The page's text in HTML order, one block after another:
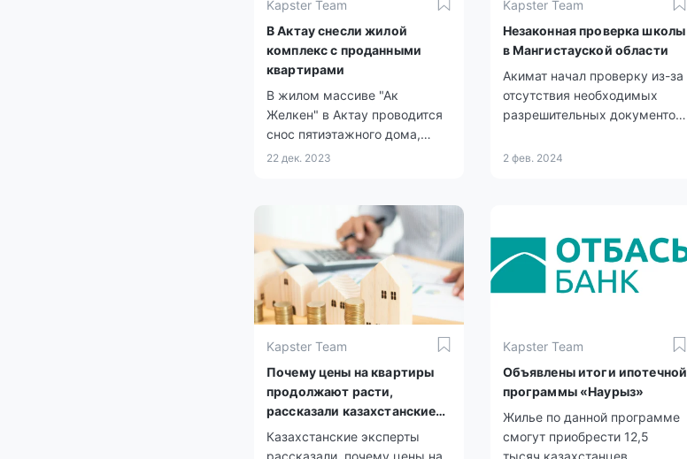
Kapster Team
В Актау снесли жилой
комплекс с проданными
квартирами
В жилом массиве "Ак
Желкен" в Актау проводится
снос пятиэтажного дома,
построенного без
22 дек. 2023
Kapster Team
Незаконная проверка школы
в Мангистауской области
Акимат начал проверку из-за
отсутствия необходимых
разрешительных документов,
наличии.
2 фев. 2024
Kapster Team
Почему цены на квартиры
продолжают расти,
рассказали казахстанские
эксперты
Казахстанские эксперты
рассказали, почему цены на
Kapster Team
Объявлены итоги ипотечной
программы «Наурыз»
Жилье по данной программе
смогут приобрести 12,5
тысяч казахстанцев.